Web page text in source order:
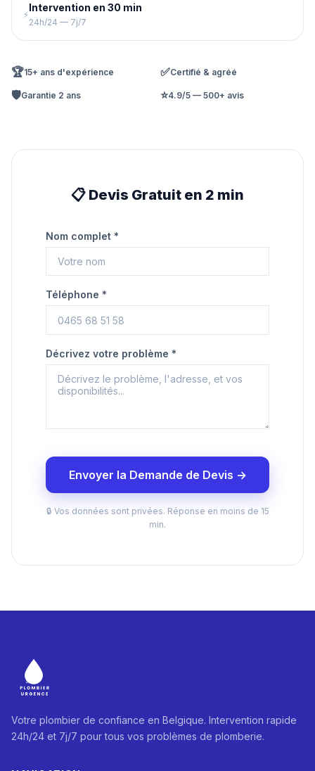
⚡
Intervention en 30 min
24h/24 — 7j/7
🏆15+ ans d'expérience ✅Certifié & agréé
🛡️Garantie 2 ans ⭐4.9/5 — 500+ avis
📋 Devis Gratuit en 2 min
Nom complet *
Téléphone *
Décrivez votre problème *
Envoyer la Demande de Devis →
🔒 Vos données sont privées. Réponse en moins de 15
min.
Votre plombier de confiance en Belgique. Intervention rapide
24h/24 et 7j/7 pour tous vos problèmes de plomberie.